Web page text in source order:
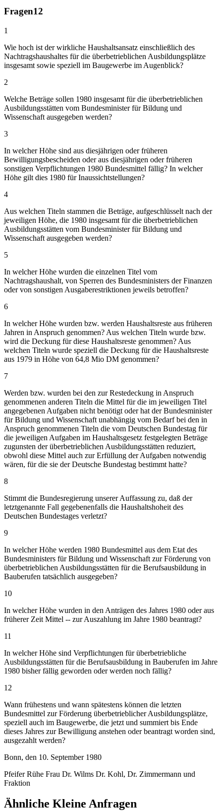
Fragen12
1
Wie hoch ist der wirkliche Haushaltsansatz einschließlich des
Nachtragshaushaltes für die überbetrieblichen Ausbildungsplätze
insgesamt sowie speziell im Baugewerbe im Augenblick?
2
Welche Beträge sollen 1980 insgesamt für die überbetrieblichen
Ausbildungsstätten vom Bundesminister für Bildung und
Wissenschaft ausgegeben werden?
3
In welcher Höhe sind aus diesjährigen oder früheren
Bewilligungsbescheiden oder aus diesjährigen oder früheren
sonstigen Verpflichtungen 1980 Bundesmittel fällig? In welcher
Höhe gilt dies 1980 für Inaussichtstellungen?
4
Aus welchen Titeln stammen die Beträge, aufgeschlüsselt nach der
jeweiligen Höhe, die 1980 insgesamt für die überbetrieblichen
Ausbildungsstätten vom Bundesminister für Bildung und
Wissenschaft ausgegeben werden?
5
In welcher Höhe wurden die einzelnen Titel vom
Nachtragshaushalt, von Sperren des Bundesministers der Finanzen
oder von sonstigen Ausgaberestriktionen jeweils betroffen?
6
In welcher Höhe wurden bzw. werden Haushaltsreste aus früheren
Jahren in Anspruch genommen? Aus welchen Titeln wurde bzw.
wird die Deckung für diese Haushaltsreste genommen? Aus
welchen Titeln wurde speziell die Deckung für die Haushaltsreste
aus 1979 in Höhe von 64,8 Mio DM genommen?
7
Werden bzw. wurden bei den zur Restedeckung in Anspruch
genommenen anderen Titeln die Mittel für die im jeweiligen Titel
angegebenen Aufgaben nicht benötigt oder hat der Bundesminister
für Bildung und Wissenschaft unabhängig vom Bedarf bei den in
Anspruch genommenen Titeln die vom Deutschen Bundestag für
die jeweiligen Aufgaben im Haushaltsgesetz festgelegten Beträge
zugunsten der überbetrieblichen Ausbildungsstätten reduziert,
obwohl diese Mittel auch zur Erfüllung der Aufgaben notwendig
wären, für die sie der Deutsche Bundestag bestimmt hatte?
8
Stimmt die Bundesregierung unserer Auffassung zu, daß der
letztgenannte Fall gegebenenfalls die Haushaltshoheit des
Deutschen Bundestages verletzt?
9
In welcher Höhe werden 1980 Bundesmittel aus dem Etat des
Bundesministers für Bildung und Wissenschaft zur Förderung von
überbetrieblichen Ausbildungsstätten für die Berufsausbildung in
Bauberufen tatsächlich ausgegeben?
10
In welcher Höhe wurden in den Anträgen des Jahres 1980 oder aus
früherer Zeit Mittel -- zur Auszahlung im Jahre 1980 beantragt?
11
In welcher Höhe sind Verpflichtungen für überbetriebliche
Ausbildungsstätten für die Berufsausbildung in Bauberufen im Jahre
1980 bisher fällig geworden oder werden noch fällig?
12
Wann frühestens und wann spätestens können die letzten
Bundesmittel zur Förderung überbetrieblicher Ausbildungsplätze,
speziell auch im Baugewerbe, die jetzt und summiert bis Ende
dieses Jahres zur Bewilligung anstehen oder beantragt worden sind,
ausgezahlt werden?
Bonn, den 10. September 1980
Pfeifer Rühe Frau Dr. Wilms Dr. Kohl, Dr. Zimmermann und
Fraktion
Ähnliche Kleine Anfragen